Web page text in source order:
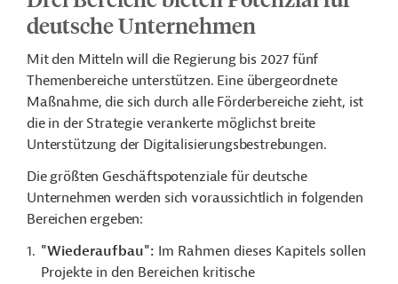
deutsche Unternehmen
Mit den Mitteln will die Regierung bis 2027 fünf
Themenbereiche unterstützen. Eine übergeordnete
Maßnahme, die sich durch alle Förderbereiche zieht, ist
die in der Strategie verankerte möglichst breite
Unterstützung der Digitalisierungsbestrebungen.
Die größten Geschäftspotenziale für deutsche
Unternehmen werden sich voraussichtlich in folgenden
Bereichen ergeben:
"Wiederaufbau": Im Rahmen dieses Kapitels sollen
Projekte in den Bereichen kritische